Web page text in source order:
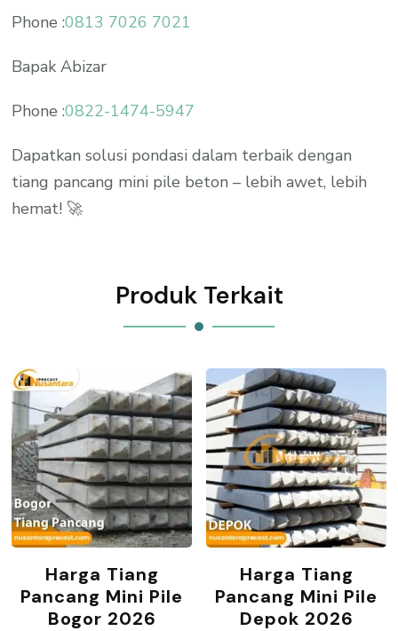
Phone :0813 7026 7021
Bapak Abizar
Phone :0822-1474-5947
Dapatkan solusi pondasi dalam terbaik dengan
tiang pancang mini pile beton – lebih awet, lebih
hemat! 🚀
Produk Terkait
Harga Tiang
Pancang Mini Pile
Bogor 2026
Harga Tiang
Pancang Mini Pile
Depok 2026